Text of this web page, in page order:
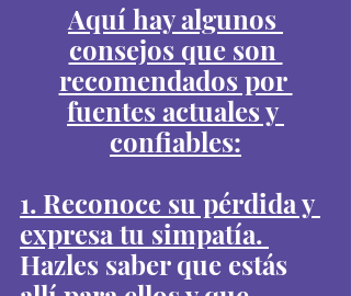
Aquí hay algunos
consejos que son
recomendados por
fuentes actuales y
confiables:
1. Reconoce su pérdida y
expresa tu simpatía.
Hazles saber que estás